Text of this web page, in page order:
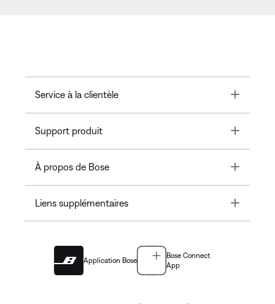
Service à la clientèle Toggle
Support produit Toggle
À propos de Bose Toggle
Liens supplémentaires Toggle
Application Bose
Bose Connect
App